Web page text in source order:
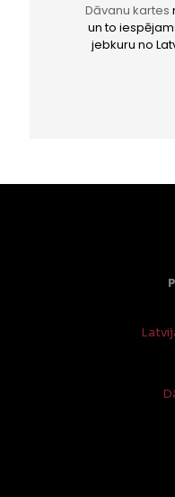
Dāvanu kartes
un to
jebkuru no